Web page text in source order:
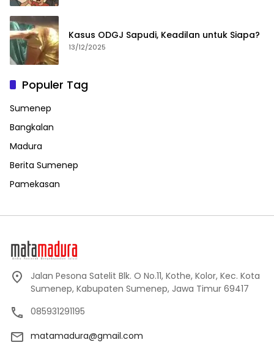
Kasus ODGJ Sapudi, Keadilan untuk Siapa?
13/12/2025
Populer Tag
Sumenep
Bangkalan
Madura
Berita Sumenep
Pamekasan
Jalan Pesona Satelit Blk. O No.11, Kothe, Kolor, Kec. Kota
Sumenep, Kabupaten Sumenep, Jawa Timur 69417
085931291195
matamadura@gmail.com